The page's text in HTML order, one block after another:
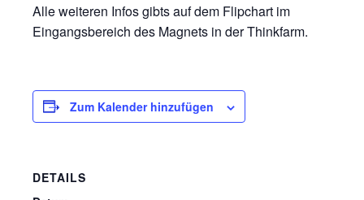
Alle weiteren Infos gibts auf dem Flipchart im
Eingangsbereich des Magnets in der Thinkfarm.
Zum Kalender hinzufügen
DETAILS